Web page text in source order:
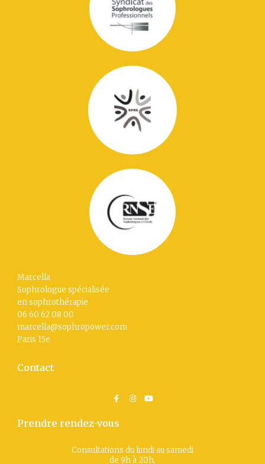
Marcella
Sophrologue spécialisée
en sophrothérapie
06 60 62 08 00
marcella@sophropower.com
Paris 15e
Contact
Prendre rendez-vous
Consultations du lundi au samedi
de 9h à 20h,